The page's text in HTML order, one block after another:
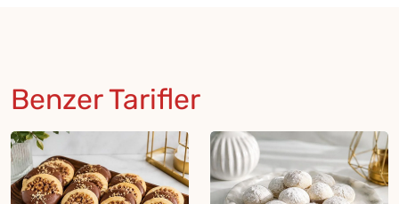
Benzer Tarifler